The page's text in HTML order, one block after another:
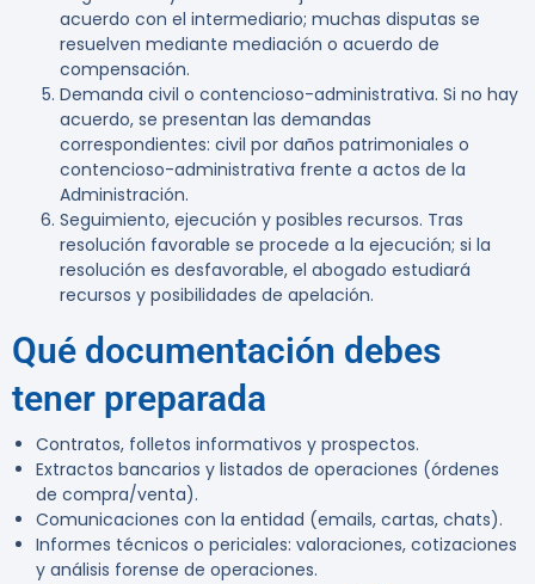
acuerdo con el intermediario; muchas disputas se
resuelven mediante mediación o acuerdo de
compensación.
Demanda civil o contencioso-administrativa. Si no hay
acuerdo, se presentan las demandas
correspondientes: civil por daños patrimoniales o
contencioso-administrativa frente a actos de la
Administración.
Seguimiento, ejecución y posibles recursos. Tras
resolución favorable se procede a la ejecución; si la
resolución es desfavorable, el abogado estudiará
recursos y posibilidades de apelación.
Qué documentación debes
tener preparada
Contratos, folletos informativos y prospectos.
Extractos bancarios y listados de operaciones (órdenes
de compra/venta).
Comunicaciones con la entidad (emails, cartas, chats).
Informes técnicos o periciales: valoraciones, cotizaciones
y análisis forense de operaciones.